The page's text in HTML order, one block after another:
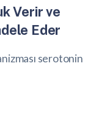
Verir ve
Eder
serotonin